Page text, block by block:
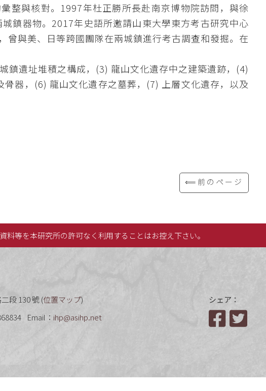
整與核對。1997年杜正勝所長赴南京博物院訪問，與徐
鎮器物。2017年史語所邀請山東大學東方考古研究中心
與美、日等跨國團隊在兩城鎮進行考古調查和發掘。在
鎮遺址堆積之構成，(3) 龍山文化遺存中之建築遺跡，(4)
器，(6) 龍山文化遺存之墓葬，(7) 上層文化遺存，以及
⟸前のページ
料等を本研究所の許可なく利用することはお控え下さい。
段 130 號 (位置マップ)
Email： ihp@asihp.net
シェア：
Facebook